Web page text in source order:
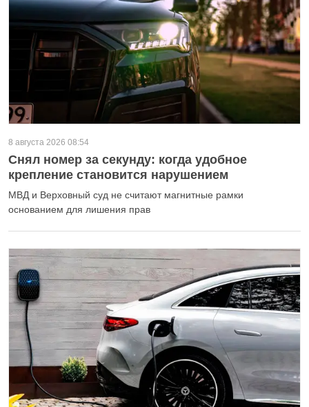
8 августа 2026 08:54
Снял номер за секунду: когда удобное
крепление становится нарушением
МВД и Верховный суд не считают магнитные рамки
основанием для лишения прав